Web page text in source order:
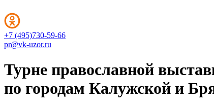
+7 (495)730-59-66
pr@vk-uzor.ru
Турне православной
по городам Калужской и